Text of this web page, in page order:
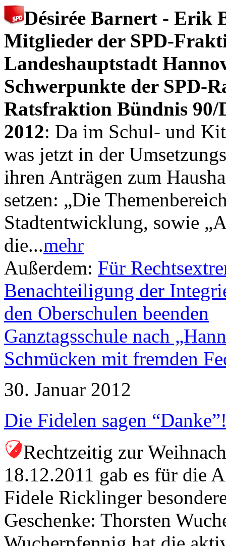
Désirée Barnert - Erik
Mitglieder der SPD-
Landeshauptstadt
Schwerpunkte der SPD-
Ratsfraktion Bündnis 90/
2012: Da im Schul- und
was jetzt in der
ihren Anträgen zum
setzen: „Die
Stadtentwicklung, sowie
die...mehr
Außerdem: Für
Benachteiligung der
den Oberschulen beenden
Ganztagsschule nach
Schmücken mit fremden
30. Januar 2012
Die Fidelen sagen
Rechtzeitig zur
18.12.2011 gab es für die
Fidele Ricklinger
Geschenke: Thorsten